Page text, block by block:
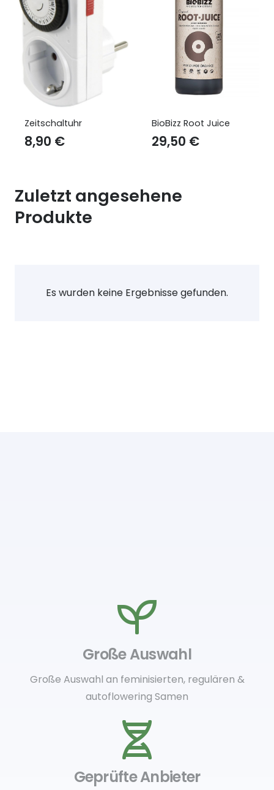
Zeitschaltuhr
8,90€
BioBizz Root Juice
29,50€
Zuletzt angesehene
Produkte
Es wurden keine Ergebnisse gefunden.
Große Auswahl
Große Auswahl an feminisierten, regulären &
autoflowering Samen
Geprüfte Anbieter